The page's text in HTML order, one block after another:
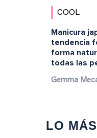
COOL
Manicura
tendencia
forma
todas las
Gemma
LO